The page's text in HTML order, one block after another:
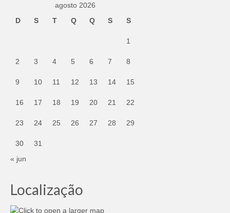
agosto 2026
D
S T Q Q S S
1
2 3 4 5 6 7 8
9 10 11 12 13 14 15
16 17 18 19 20 21 22
23 24 25 26 27 28 29
30
31
« jun
Localização